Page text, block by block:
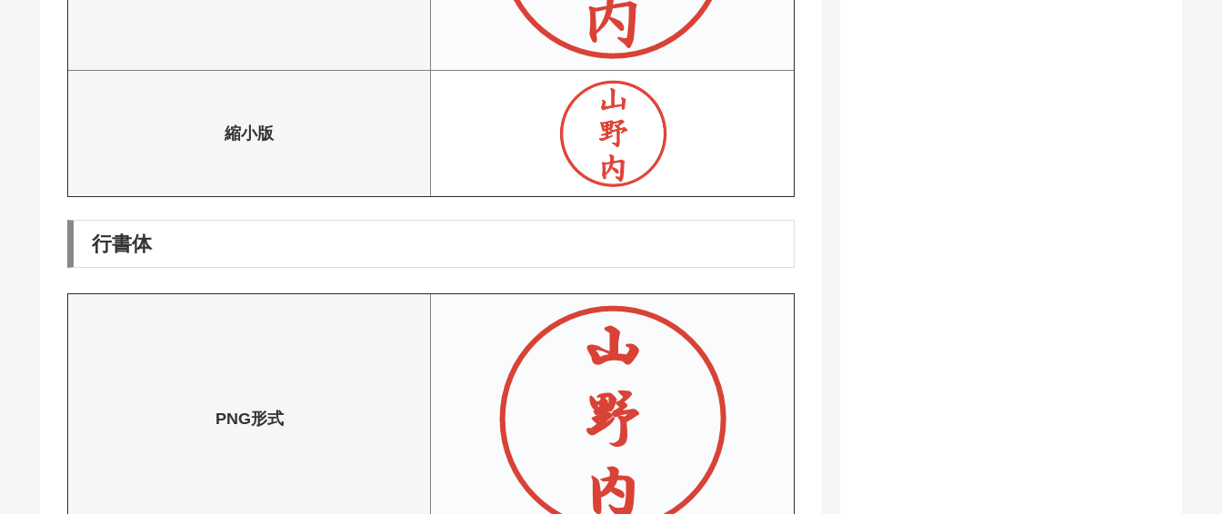
縮小版
行書体
PNG形式